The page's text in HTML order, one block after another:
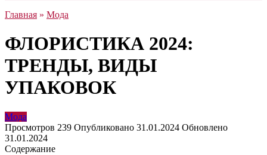
Главная » Мода
ФЛОРИСТИКА 2024:
ТРЕНДЫ, ВИДЫ
УПАКОВОК
Мода
Просмотров 239 Опубликовано 31.01.2024 Обновлено
31.01.2024
Содержание